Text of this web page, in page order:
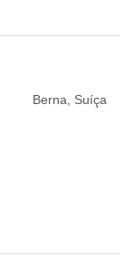
Berna, Suíça